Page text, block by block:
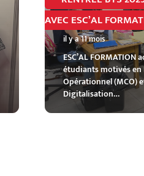
AVEC ESC’AL
il y a 11 mois
ESC’AL
étudiants motivés en
Opérationnel (MCO)
Digitalisation…